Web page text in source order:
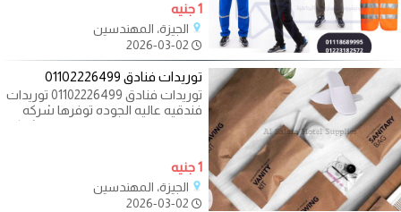
1 جنيه
الجيزة، المهندسين
توريدات فنادق 01102226499
توريدات فنادق 01102226499 توريدات
فندقيه عاليه الجوده توفرها شركه
السلام للتوريدات الفندقيه هي شركه
1 جنيه
الجيزة، المهندسين